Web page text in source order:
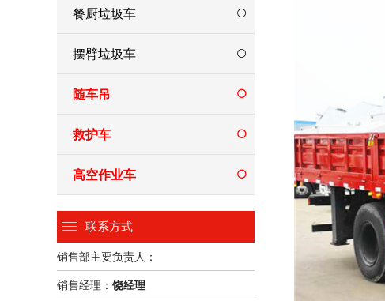
餐厨垃圾车
摆臂垃圾车
随车吊
救护车
高空作业车
联系方式
销售部主要负责人：
销售经理： 饶经理